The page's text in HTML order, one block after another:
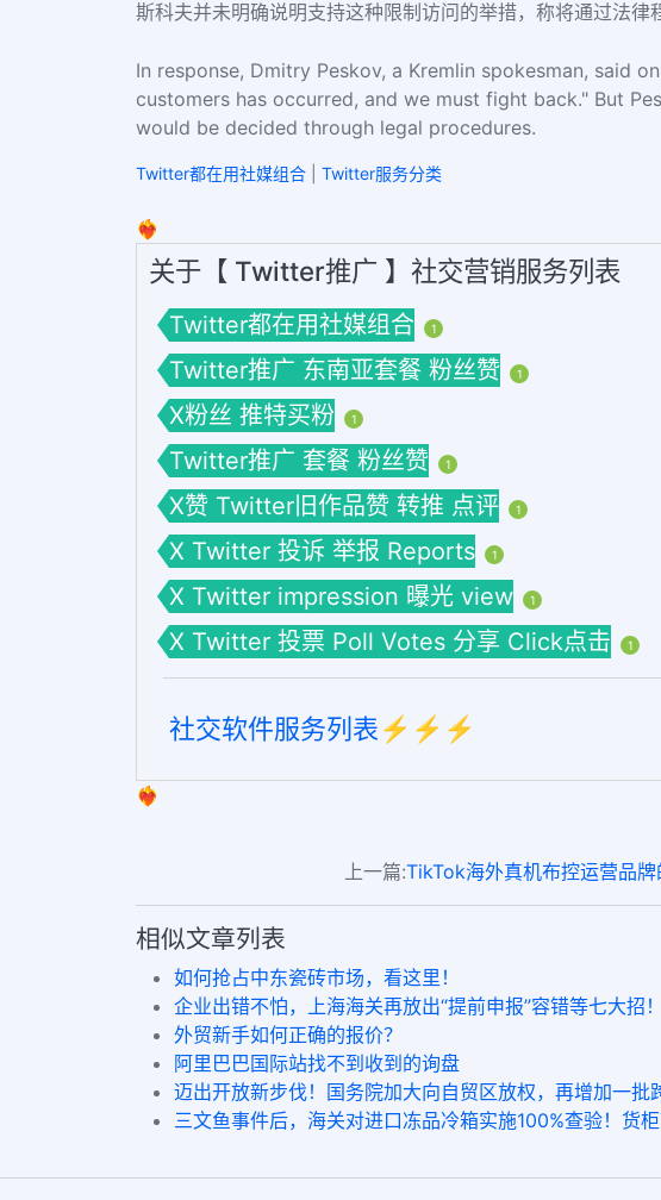
斯科夫并未明确说明支持这种限制访问的举措，称将通过法律
In response, Dmitry Peskov, a Kremlin spokesman, said
customers has occurred, and we must fight back." But
would be decided through legal procedures.
Twitter都在用社媒组合 Twitter服务分类
❤️‍🔥
关于【 Twitter推广 】社交营销服务列表
Twitter都在用社媒组合 1
Twitter推广 东南亚套餐 粉丝赞 1
X粉丝 推特买粉 1
Twitter推广 套餐 粉丝赞 1
X赞 Twitter旧作品赞 转推 点评 1
X Twitter 投诉 举报 Reports 1
X Twitter impression 曝光 view 1
X Twitter 投票 Poll Votes 分享 Click点击 1
社交软件服务列表⚡️⚡️⚡️
❤️‍🔥
上一篇:TikTok海外真机布控运营品
相似文章列表
如何抢占中东瓷砖市场，看这里！
企业出错不怕，上海海关再放出“提前申报”容错等七大招！
外贸新手如何正确的报价？
阿里巴巴国际站找不到收到的询盘
迈出开放新步伐！国务院加大向自贸区放权，再增加一批
三文鱼事件后，海关对进口冻品冷箱实施100%查验！货柜